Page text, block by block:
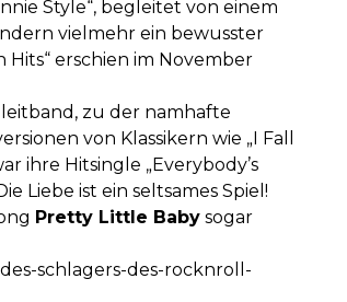
Style“, begleitet von einem
vielmehr ein bewusster
erschien im November
zu der namhafte
von Klassikern wie „I Fall
ihre Hitsingle „Everybody’s
Liebe ist ein seltsames Spiel!
Pretty Little Baby sogar
schlagers-des-rocknroll-